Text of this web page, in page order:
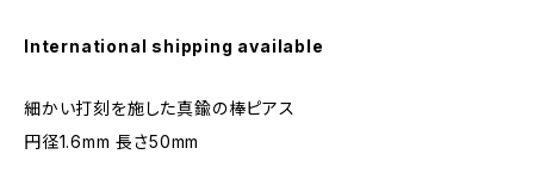
International shipping available
細かい打刻を施した真鍮の棒ピアス
円径1.6mm 長さ50mm